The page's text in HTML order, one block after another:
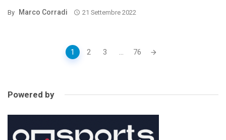
By Marco Corradi 21 Settembre 2022
1 2 3 ... 76
Powered by